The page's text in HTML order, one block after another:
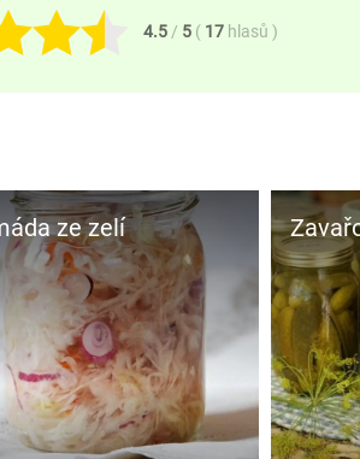
4.5 / 5 ( 17 hlasů )
ze zelí